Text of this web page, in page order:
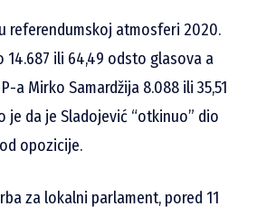
referendumskoj atmosferi 2020.
14.687 ili 64,49 odsto glasova a
a Mirko Samardžija 8.088 ili 35,51
je da je Sladojević “otkinuo” dio
opozicije.
za lokalni parlament, pored 11